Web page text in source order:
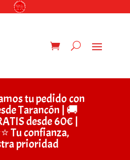
tu pedido con
Tarancón | 🚚
desde 60€ |
Tu confianza,
prioridad